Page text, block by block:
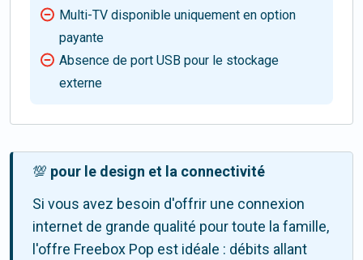
Multi-TV disponible uniquement en option
payante
Absence de port USB pour le stockage
externe
💯 pour le design et la connectivité
Si vous avez besoin d'offrir une connexion
internet de grande qualité pour toute la famille,
l'offre Freebox Pop est idéale : débits allant